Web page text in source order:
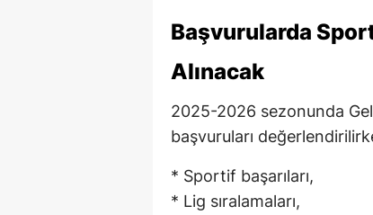
Başvurularda
Alınacak
2025-2026 sezonunda
başvuruları
* Sportif başarıları,
* Lig sıralamaları,